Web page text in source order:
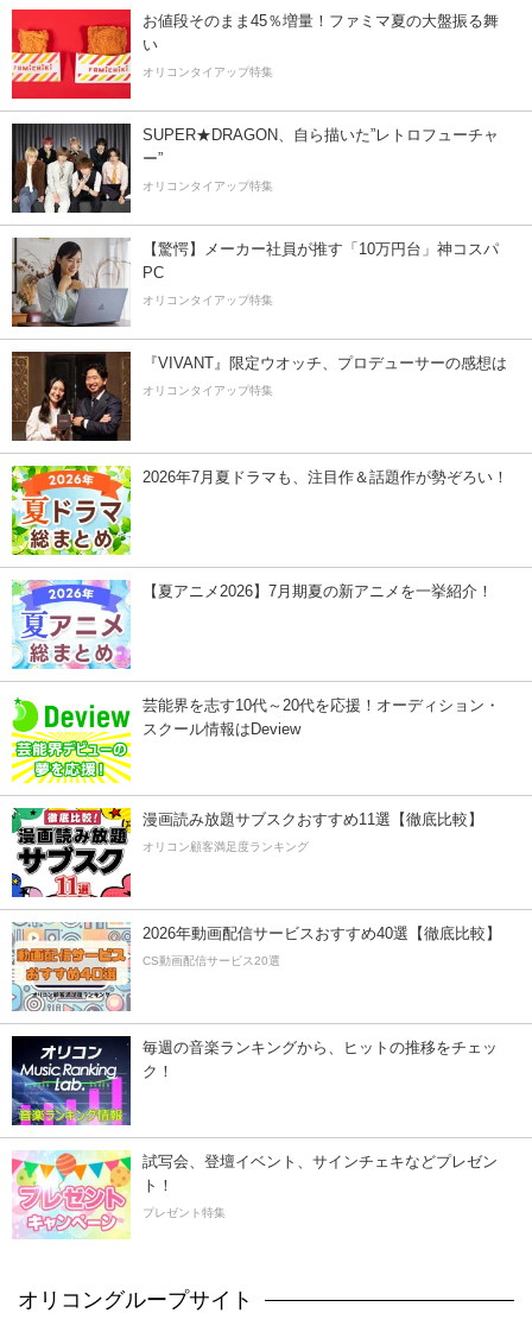
お値段そのまま45％増量！ファミマ夏の大盤振る舞
い
オリコンタイアップ特集
SUPER★DRAGON、自ら描いた”レトロフューチャ
ー”
オリコンタイアップ特集
【驚愕】メーカー社員が推す「10万円台」神コスパ
PC
オリコンタイアップ特集
『VIVANT』限定ウオッチ、プロデューサーの感想は
オリコンタイアップ特集
2026年7月夏ドラマも、注目作＆話題作が勢ぞろい！
【夏アニメ2026】7月期夏の新アニメを一挙紹介！
芸能界を志す10代～20代を応援！オーディション・
スクール情報はDeview
漫画読み放題サブスクおすすめ11選【徹底比較】
オリコン顧客満足度ランキング
2026年動画配信サービスおすすめ40選【徹底比較】
CS動画配信サービス20選
毎週の音楽ランキングから、ヒットの推移をチェッ
ク！
試写会、登壇イベント、サインチェキなどプレゼン
ト！
プレゼント特集
オリコングループサイト